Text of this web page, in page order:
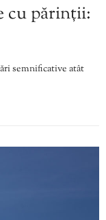
cu părinții:
semnificative atât